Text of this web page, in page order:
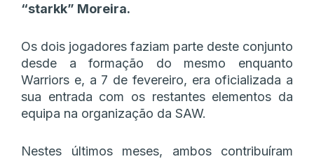
“starkk” Moreira.
Os dois jogadores faziam parte deste conjunto
desde a formação do mesmo enquanto
Warriors e, a 7 de fevereiro, era oficializada a
sua entrada com os restantes elementos da
equipa na organização da SAW.
Nestes últimos meses, ambos contribuíram